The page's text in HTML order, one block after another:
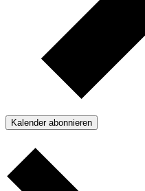
Kalender abonnieren